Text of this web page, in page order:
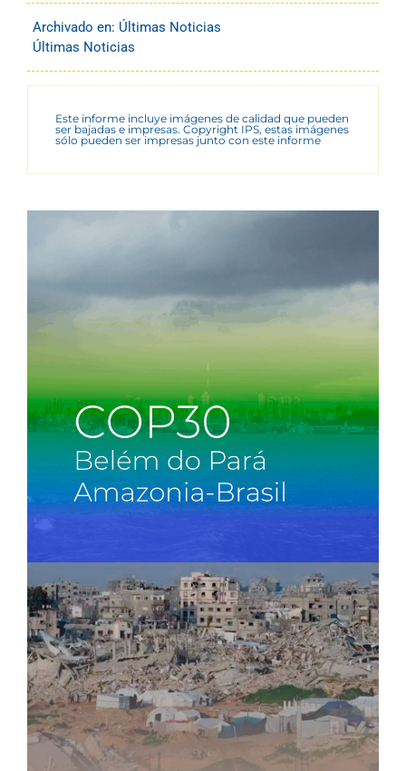
Archivado en: Últimas Noticias
Últimas Noticias
Este informe incluye imágenes de calidad que pueden
ser bajadas e impresas. Copyright IPS, estas imágenes
sólo pueden ser impresas junto con este informe